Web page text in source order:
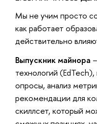
Мы не учим просто
как работает
действительно
Выпускник майнора
технологий
опросы, анализ
рекомендации для
скиллсет, который